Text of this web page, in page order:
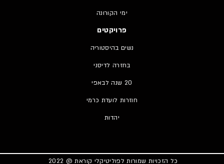
ימי הקורונה
פרויקטים
נשים בהיסטוריה
בחזרה לדיסני
20 שנה לבאפי
חוזרות לועדת כרמי
יהדות
כל הזכויות שמורות לפוליטיקלי קוראת @ 2022